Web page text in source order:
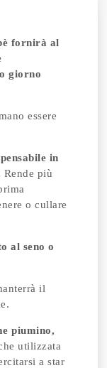
fornirà al
giorno
essere
in
Rende più
o cullare
al seno o
il
piumino,
utilizzata
a star